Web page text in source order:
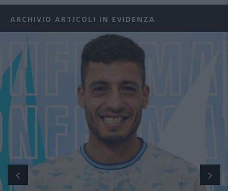
ARCHIVIO ARTICOLI IN EVIDENZA